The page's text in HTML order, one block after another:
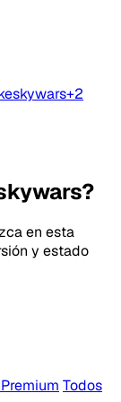
skywars+2
en esta
y estado
Todos